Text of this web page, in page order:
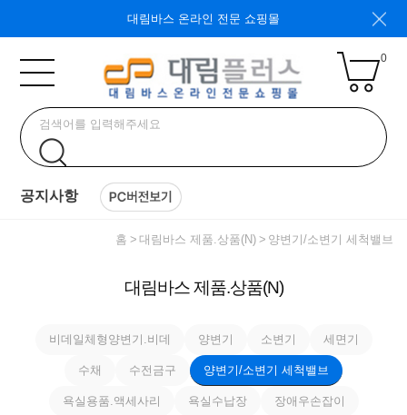
대림바스 온라인 전문 쇼핑몰
0
공지사항
홈 대림바스 제품.상품(N) 양변기/소변기 세척밸브
대림바스 제품.상품(N)
비데일체형양변기.비데 양변기 소변기 세면기
수채 수전금구 양변기/소변기 세척밸브
욕실용품.액세사리 욕실수납장 장애우손잡이